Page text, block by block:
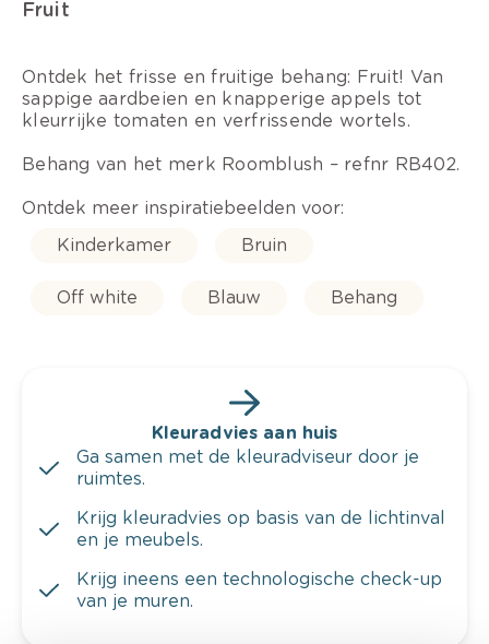
Fruit
Ontdek het frisse en fruitige behang: Fruit! Van
sappige aardbeien en knapperige appels tot
kleurrijke tomaten en verfrissende wortels.
Behang van het merk Roomblush – refnr RB402.
Ontdek meer inspiratiebeelden voor:
Kinderkamer
Bruin
Off white Blauw Behang
Kleuradvies aan huis
Ga samen met de kleuradviseur door je
ruimtes.
Krijg kleuradvies op basis van de lichtinval
en je meubels.
Krijg ineens een technologische check-up
van je muren.